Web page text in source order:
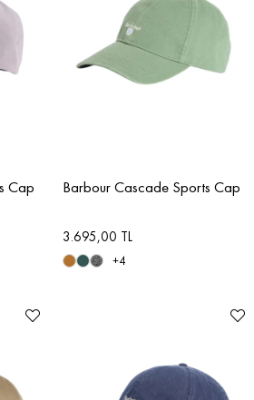
Cap Barbour Cascade Sports Cap
3.695,00 TL
+4